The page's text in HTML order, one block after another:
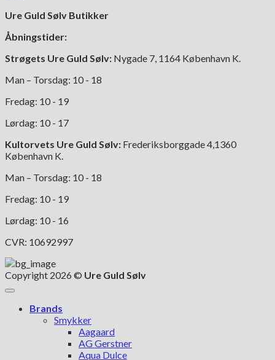
Ure Guld Sølv Butikker
Åbningstider:
Strøgets Ure Guld Sølv: Nygade 7, 1164 København K.
Man – Torsdag: 10 - 18
Fredag: 10 - 19
Lørdag: 10 - 17
Kultorvets Ure Guld Sølv: Frederiksborggade 4,1360
København K.
Man – Torsdag: 10 - 18
Fredag: 10 - 19
Lørdag: 10 - 16
CVR: 10692997
Copyright 2026 © Ure Guld Sølv
Brands
Smykker
Aagaard
AG Gerstner
Aqua Dulce